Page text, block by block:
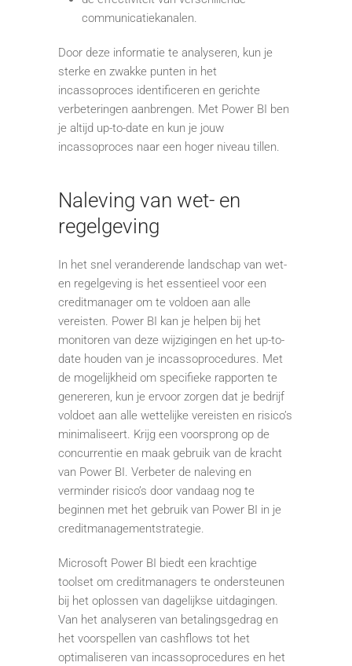
communicatiekanalen.
Door deze informatie te analyseren, kun je
sterke en zwakke punten in het
incassoproces identificeren en gerichte
verbeteringen aanbrengen. Met Power BI ben
je altijd up-to-date en kun je jouw
incassoproces naar een hoger niveau tillen.
Naleving van wet- en
regelgeving
In het snel veranderende landschap van wet-
en regelgeving is het essentieel voor een
creditmanager om te voldoen aan alle
vereisten. Power BI kan je helpen bij het
monitoren van deze wijzigingen en het up-to-
date houden van je incassoprocedures. Met
de mogelijkheid om specifieke rapporten te
genereren, kun je ervoor zorgen dat je bedrijf
voldoet aan alle wettelijke vereisten en risico’s
minimaliseert. Krijg een voorsprong op de
concurrentie en maak gebruik van de kracht
van Power BI. Verbeter de naleving en
verminder risico’s door vandaag nog te
beginnen met het gebruik van Power BI in je
creditmanagementstrategie.
Microsoft Power BI biedt een krachtige
toolset om creditmanagers te ondersteunen
bij het oplossen van dagelijkse uitdagingen.
Van het analyseren van betalingsgedrag en
het voorspellen van cashflows tot het
optimaliseren van incassoprocedures en het